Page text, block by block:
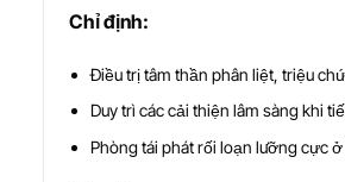
Chỉđịnh:
Điều trị tâm thần phân liệt, triệu
Duy trì các cải thiện lâm sàng khi
Phòng tái phát rối loạn lưỡng cực